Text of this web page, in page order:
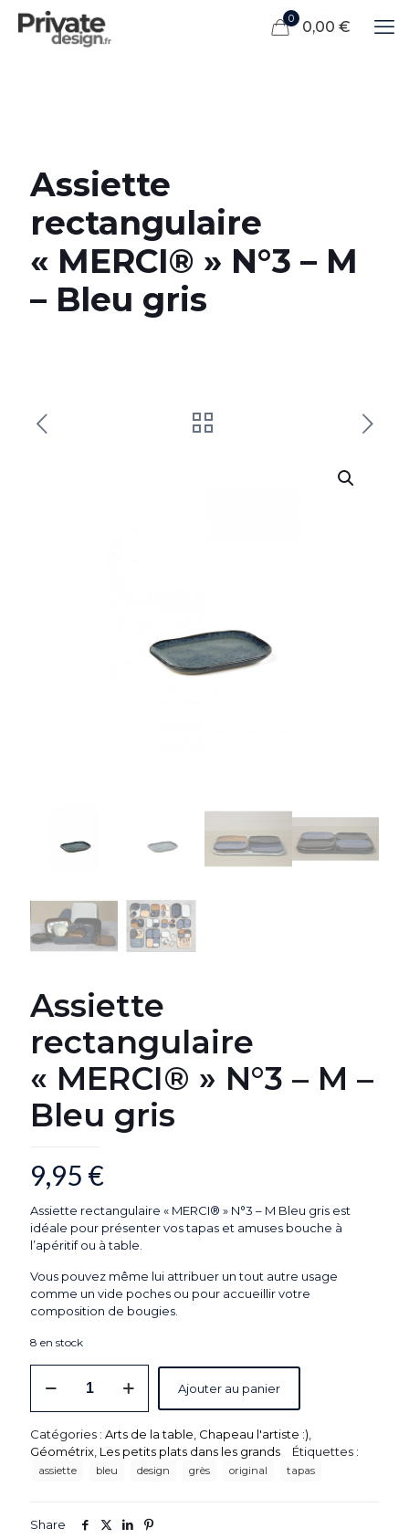
0 0,00 €
Assiette
rectangulaire
« MERCI® » N°3 – M
– Bleu gris
Assiette
rectangulaire
« MERCI® » N°3 – M –
Bleu gris
9,95 €
Assiette rectangulaire « MERCI® » N°3 – M Bleu gris est
idéale pour présenter vos tapas et amuses bouche à
l’apéritif ou à table.
Vous pouvez même lui attribuer un tout autre usage
comme un vide poches ou pour accueillir votre
composition de bougies.
8 en stock
"MERCI®"
N°3
Bleu
Ajouter au panier
Catégories : Arts de la table Chapeau l'artiste :)
Géométrix Les petits plats dans les grands Étiquettes :
assiette bleu design grès original tapas
Share